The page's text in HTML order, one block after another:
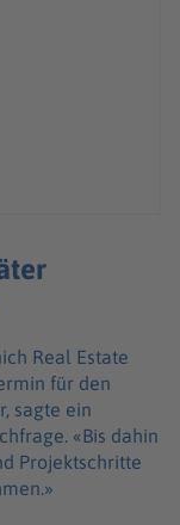
Real Estate
für den
sagte ein
«Bis dahin
Projektschritte